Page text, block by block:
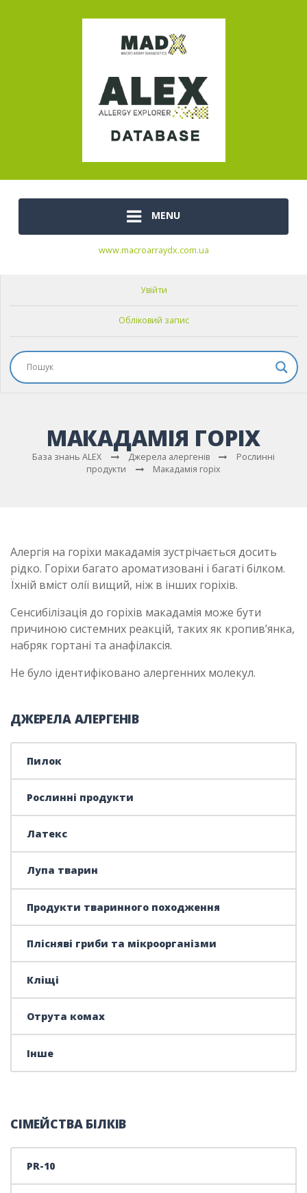
MENU
www.macroarraydx.com.ua
Увійти
Обліковий запис
МАКАДАМІЯ ГОРІХ
База знань ALEX Джерела алергенів
Рослинні
продукти
Макадамія горіх
Алергія на горіхи макадамія зустрічається досить
рідко. Горіхи багато ароматизовані і багаті білком.
Їхній вміст олії вищий, ніж в інших горіхів.
Сенсибілізація до горіхів макадамія може бути
причиною системних реакцій, таких як кропив’янка,
набряк гортані та анафілаксія.
Не було ідентифіковано алергенних молекул.
ДЖЕРЕЛА АЛЕРГЕНІВ
Пилок
Рослинні продукти
Латекс
Лупа тварин
Продукти тваринного походження
Плісняві гриби та мікроорганізми
Кліщі
Отрута комах
Інше
СІМЕЙСТВА БІЛКІВ
PR-10